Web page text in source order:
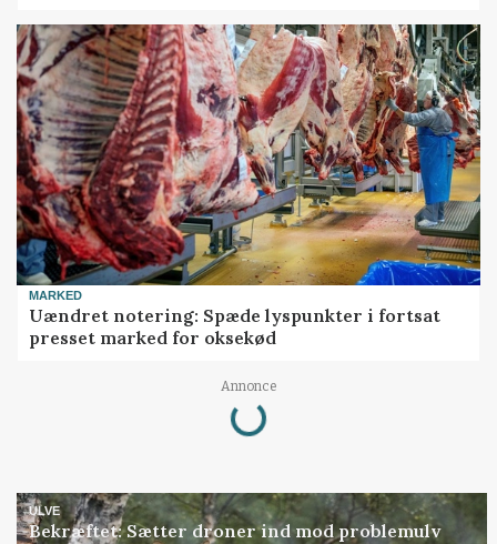
MARKED
Uændret notering: Spæde lyspunkter i fortsat
presset marked for oksekød
Annonce
Loading...
ULVE
Bekræftet: Sætter droner ind mod problemulv